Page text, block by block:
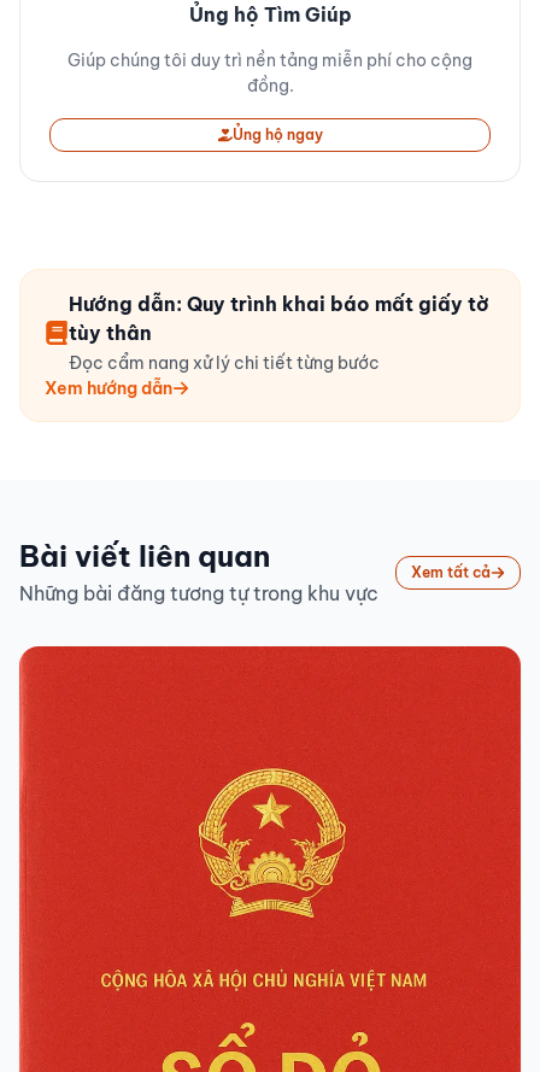
Ủng hộ Tìm Giúp
Giúp chúng tôi duy trì nền tảng miễn phí cho cộng
đồng.
Ủng hộ ngay
Hướng dẫn: Quy trình khai báo mất giấy tờ
tùy thân
Đọc cẩm nang xử lý chi tiết từng bước
Xem hướng dẫn
Bài viết liên quan
Những bài đăng tương tự trong khu vực
Xem tất cả